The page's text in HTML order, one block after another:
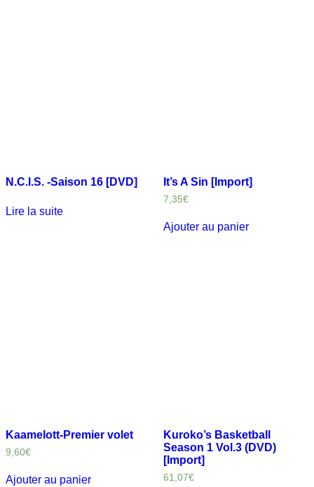
N.C.I.S. -Saison 16 [DVD]
Lire la suite
It’s A Sin [Import]
7,35€
Ajouter au panier
Kaamelott-Premier volet
9,60€
Ajouter au panier
Kuroko’s Basketball
Season 1 Vol.3 (DVD)
[Import]
61,07€